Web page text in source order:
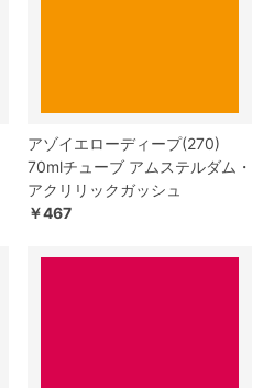
アゾイエローディープ(270)
70mlチューブ アムステルダム・
アクリリックガッシュ
￥467